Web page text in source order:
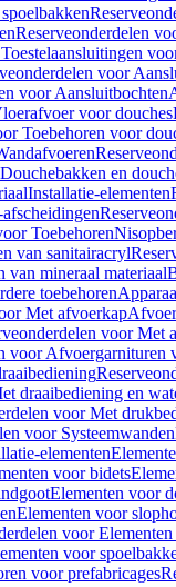
Reserveonderdelen
voor
voor Aansluitbochten
voor douches
Toebehoren voor
en
Installatie-elementen
Toebehoren
van sanitairacryl
van mineraal materiaal
toebehoren
Met afvoerkap
voor Met
voor Afvoergarnituren
draaibediening en
voor Met
voor Systeemwanden
elementen
voor bidets
Elementen voor
Elementen voor
voor
voor
voor prefabricages